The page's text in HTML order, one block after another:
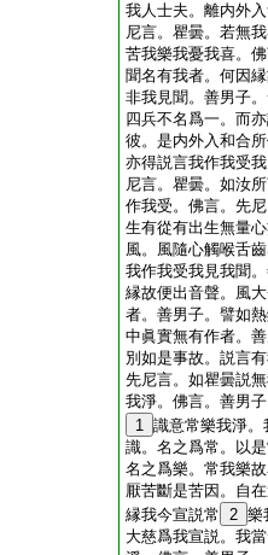
我人士夫。離内外
尼言。瞿曇。若無
苦我樂我憂我喜。
聞名有我者。何因
非我見聞。善男子
四兵不名爲一。而
彼。是内外入和合
亦得説言我作我受
尼言。瞿曇。如汝
作我受。佛言。先
生有從有出生無量
風。風隨心觸喉舌
我作我受我見我聞
縁故便出音聲。風
者。善男子。譬如
中眞實無有作者。
別如是事故。説言
先尼言。如瞿曇説
我淨。佛言。善男
1 識意常樂我淨
識。名之爲常。以
名之爲樂。常我樂
厭苦斷是苦因。自
縁我今宣説常 2 樂
大慈爲我宣説。我